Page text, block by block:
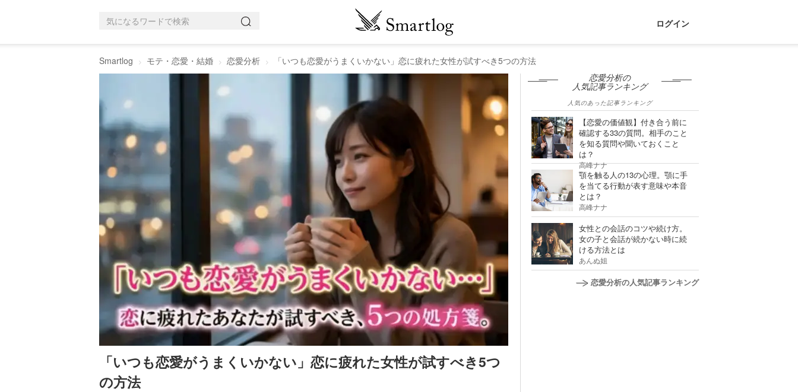
ログイン
Smartlog モテ・恋愛・結婚 恋愛分析 「いつも恋愛がうまくいかない」恋に疲れた女性が試すべき5つの方法
「いつも恋愛がうまくいかない」恋に疲れた女性が試すべき5つ
の方法
恋愛分析の
人気記事ランキング
人気のあった記事ランキング
【恋愛の価値観】付き合う前に
確認する33の質問。相手のこと
を知る質問や聞いておくこと
は？
高峰ナナ
顎を触る人の13の心理。顎に手
を当てる行動が表す意味や本音
とは？
高峰ナナ
女性との会話のコツや続け方。
女の子と会話が続かない時に続
ける方法とは
あんぬ姐
恋愛分析の人気記事ランキング